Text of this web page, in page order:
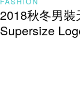
2018秋冬男裝
Supersize